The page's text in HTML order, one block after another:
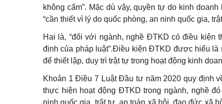
không cấm”. Mặc dù vậy, quyền tự do kinh
“cần thiết vì lý do quốc phòng, an ninh quốc gia,
Hai là, “đối với ngành, nghề ĐTKD có điều
định của pháp luật”.Điều kiện ĐTKD được hiểu
để thiết lập, duy trì trật tự trong hoạt động kinh
Khoản 1 Điều 7 Luật Đầu tư năm 2020 quy định
thực hiện hoạt động ĐTKD trong ngành, nghề
ninh quốc gia, trật tự, an toàn xã hội, đạo đức xã